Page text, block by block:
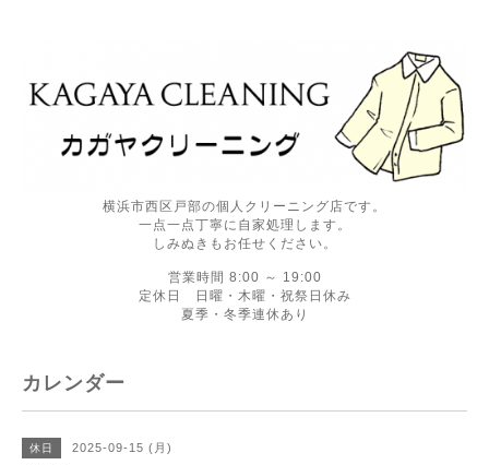
横浜市西区戸部の個人クリーニング店です。
一点一点丁寧に自家処理します。
しみぬきもお任せください。
営業時間 8:00 ～ 19:00
定休日 日曜・木曜・祝祭日休み
夏季・冬季連休あり
カレンダー
休日 2025-09-15 (月)